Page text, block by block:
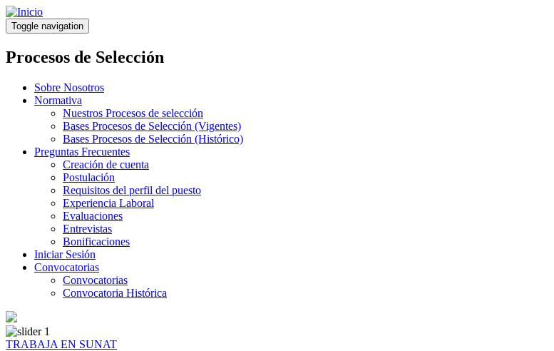
Pasar
al
contenido
principal
Toggle navigation
Procesos de Selección
Sobre Nosotros
Normativa
Nuestros Procesos de selección
Bases Procesos de Selección (Vigentes)
Bases Procesos de Selección (Histórico)
Preguntas Frecuentes
Creación de cuenta
Postulación
Requisitos del perfil del puesto
Experiencia Laboral
Evaluaciones
Entrevistas
Bonificaciones
Iniciar Sesión
Convocatorias
Convocatorias
Convocatoria Histórica
TRABAJA EN SUNAT